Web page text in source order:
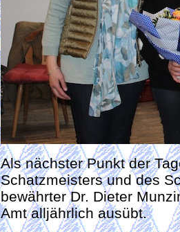
Als nächster Punkt der
Schatzmeisters und des
bewährter Dr. Dieter
Amt alljährlich ausübt.